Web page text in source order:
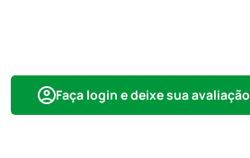
Faça login e deixe sua avaliação